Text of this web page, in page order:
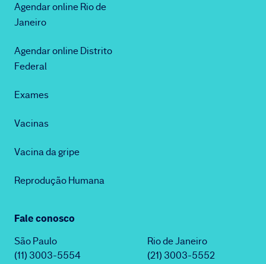
Agendar online Rio de
Janeiro
Agendar online Distrito
Federal
Exames
Vacinas
Vacina da gripe
Reprodução Humana
Fale conosco
São Paulo
(11) 3003-5554
Rio de Janeiro
(21) 3003-5552